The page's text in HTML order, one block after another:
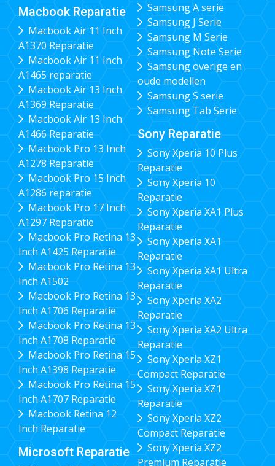
Macbook Reparatie
Macbook Air 11 Inch
A1370 Reparatie
Macbook Air 11 Inch
A1465 reparatie
Macbook Air 13 Inch
A1369 Reparatie
Macbook Air 13 Inch
A1466 Reparatie
Macbook Pro 13 Inch
A1278 Reparatie
Macbook Pro 15 Inch
A1286 reparatie
Macbook Pro 17 Inch
A1297 Reparatie
Macbook Pro Retina 13
Inch A1425 Reparatie
Macbook Pro Retina 13
Inch A1502
Macbook Pro Retina 13
Inch A1706 Reparatie
Macbook Pro Retina 13
Inch A1708 Reparatie
Macbook Pro Retina 15
Inch A1398 Reparatie
Macbook Pro Retina 15
Inch A1707 Reparatie
Macbook Retina 12
Inch Reparatie
Microsoft Reparatie
Samsung A serie
Samsung J Serie
Samsung M Serie
Samsung Note Serie
Samsung overige en
oude modellen
Samsung S serie
Samsung Tab Serie
Sony Reparatie
Sony Xperia 10 Plus
Reparatie
Sony Xperia 10
Reparatie
Sony Xperia XA1 Plus
Reparatie
Sony Xperia XA1
Reparatie
Sony Xperia XA1 Ultra
Reparatie
Sony Xperia XA2
Reparatie
Sony Xperia XA2 Ultra
Reparatie
Sony Xperia XZ1
Compact Reparatie
Sony Xperia XZ1
Reparatie
Sony Xperia XZ2
Compact Reparatie
Sony Xperia XZ2
Premium Reparatie